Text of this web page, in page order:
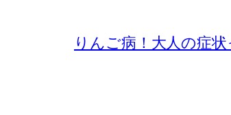
りんご病！大人の症